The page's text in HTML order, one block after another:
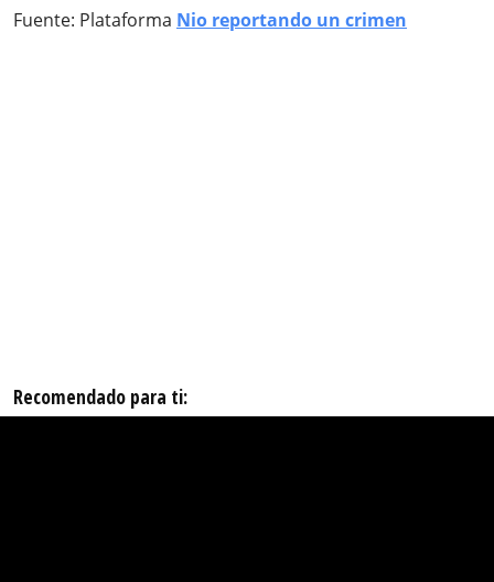
Fuente: Plataforma Nio reportando un crimen
Recomendado para ti: